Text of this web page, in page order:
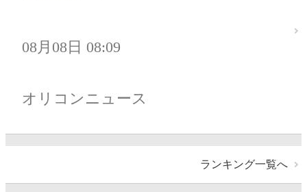
08月08日 08:09
オリコンニュース
ランキング一覧へ